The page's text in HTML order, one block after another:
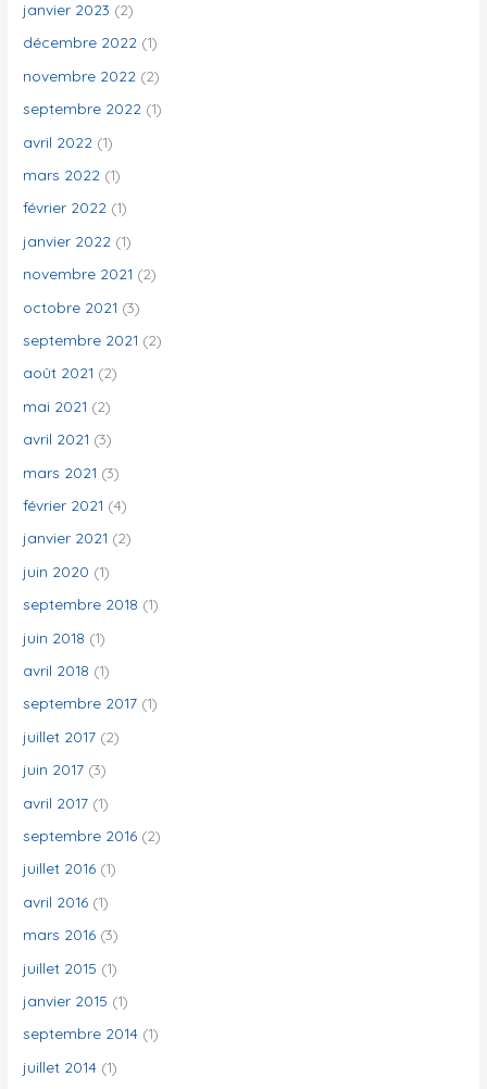
janvier 2023 (2)
décembre 2022 (1)
novembre 2022 (2)
septembre 2022 (1)
avril 2022 (1)
mars 2022 (1)
février 2022 (1)
janvier 2022 (1)
novembre 2021 (2)
octobre 2021 (3)
septembre 2021 (2)
août 2021 (2)
mai 2021 (2)
avril 2021 (3)
mars 2021 (3)
février 2021 (4)
janvier 2021 (2)
juin 2020 (1)
septembre 2018 (1)
juin 2018 (1)
avril 2018 (1)
septembre 2017 (1)
juillet 2017 (2)
juin 2017 (3)
avril 2017 (1)
septembre 2016 (2)
juillet 2016 (1)
avril 2016 (1)
mars 2016 (3)
juillet 2015 (1)
janvier 2015 (1)
septembre 2014 (1)
juillet 2014 (1)